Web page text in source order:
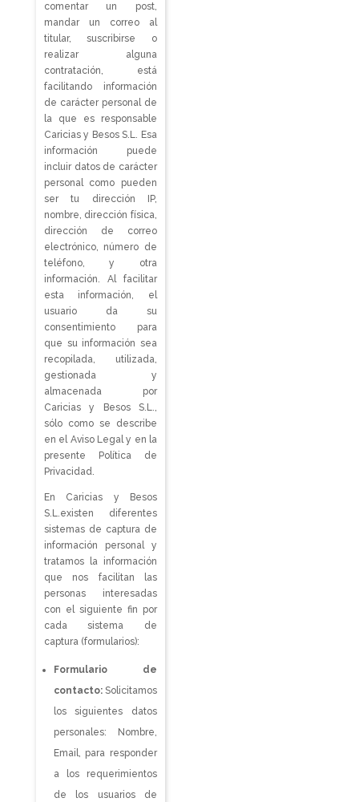
comentar un post,
mandar un correo al
titular, suscribirse o
realizar alguna
contratación, está
facilitando información
de carácter personal de
la que es responsable
Caricias y Besos S.L. Esa
información puede
incluir datos de carácter
personal como pueden
ser tu dirección IP,
nombre, dirección física,
dirección de correo
electrónico, número de
teléfono, y otra
información. Al facilitar
esta información, el
usuario da su
consentimiento para
que su información sea
recopilada, utilizada,
gestionada y
almacenada por
Caricias y Besos S.L.,
sólo como se describe
en el Aviso Legal y en la
presente Política de
Privacidad.
En Caricias y Besos
S.L.existen diferentes
sistemas de captura de
información personal y
tratamos la información
que nos facilitan las
personas interesadas
con el siguiente fin por
cada sistema de
captura (formularios):
Formulario de
contacto:Solicitamos
los siguientes datos
personales: Nombre,
Email, para responder
a los requerimientos
de los usuarios de